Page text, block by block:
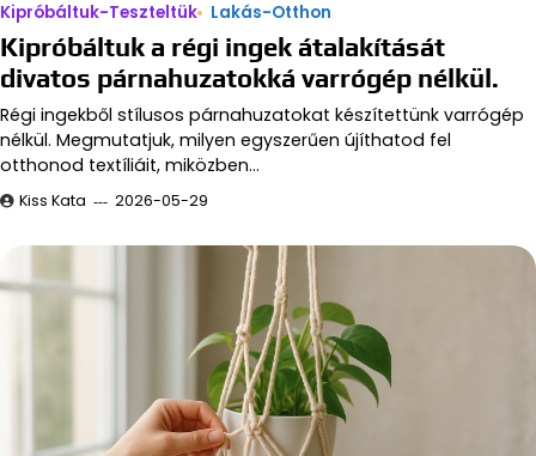
Kipróbáltuk-Teszteltük Lakás-Otthon
Kipróbáltuk a régi ingek átalakítását
divatos párnahuzatokká varrógép nélkül.
Régi ingekből stílusos párnahuzatokat készítettünk varrógép
nélkül. Megmutatjuk, milyen egyszerűen újíthatod fel
otthonod textíliáit, miközben…
Kiss Kata 2026-05-29